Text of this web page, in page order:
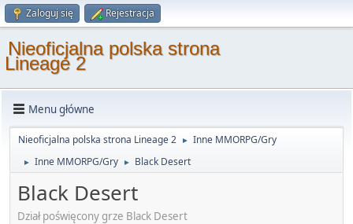
Zaloguj się Rejestracja
Nieoficjalna polska strona
Lineage 2
Menu główne
Nieoficjalna polska strona Lineage 2 ► Inne MMORPG/Gry
► Inne MMORPG/Gry ► Black Desert
Black Desert
Dział poświęcony grze Black Desert